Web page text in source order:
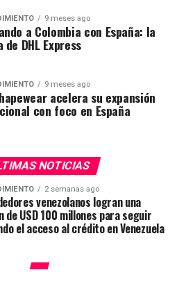
9 meses ago
a Colombia con España: la
de DHL Express
9 meses ago
acelera su expansión
con foco en España
NOTICIAS
2 semanas ago
venezolanos logran una
de USD 100 millones para seguir
el acceso al crédito en Venezuela